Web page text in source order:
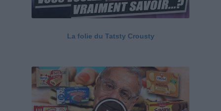
La folie du Tatsty Crousty